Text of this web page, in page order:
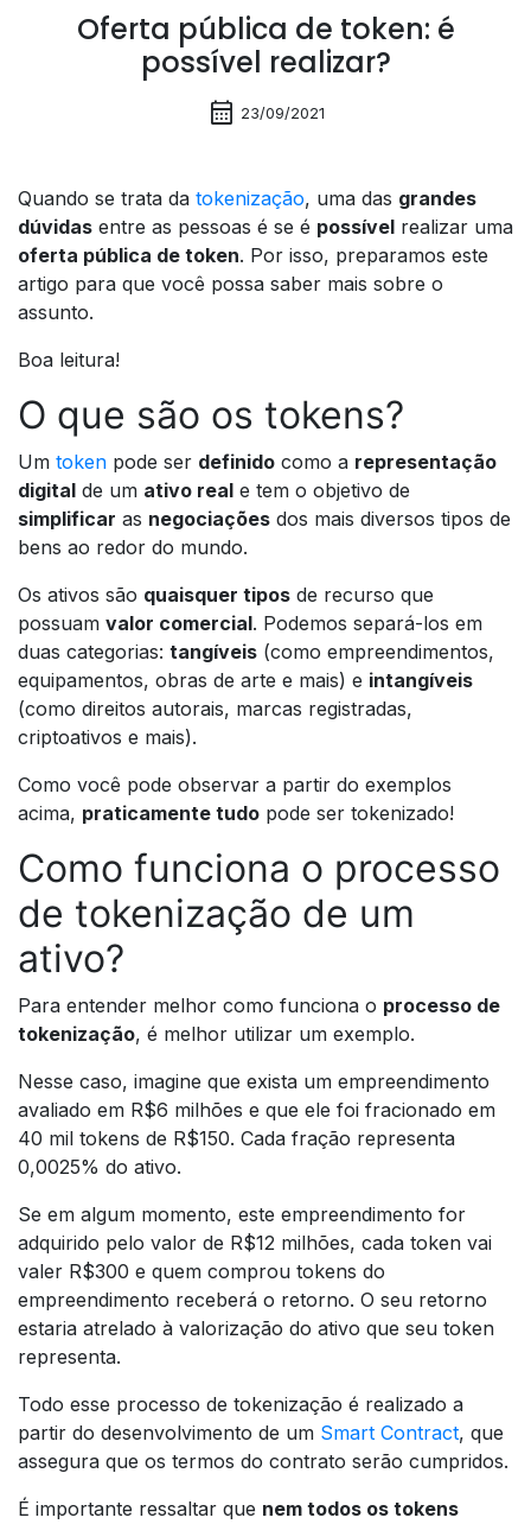
Oferta pública de token: é
possível realizar?
calendar_month 23/09/2021
Quando se trata da tokenização, uma das grandes
dúvidas entre as pessoas é se é possível realizar uma
oferta pública de token. Por isso, preparamos este
artigo para que você possa saber mais sobre o
assunto.
Boa leitura!
O que são os tokens?
Um token pode ser definido como a representação
digital de um ativo real e tem o objetivo de
simplificar as negociações dos mais diversos tipos de
bens ao redor do mundo.
Os ativos são quaisquer tipos de recurso que
possuam valor comercial. Podemos separá-los em
duas categorias: tangíveis (como empreendimentos,
equipamentos, obras de arte e mais) e intangíveis
(como direitos autorais, marcas registradas,
criptoativos e mais).
Como você pode observar a partir do exemplos
acima, praticamente tudo pode ser tokenizado!
Como funciona o processo
de tokenização de um
ativo?
Para entender melhor como funciona o processo de
tokenização, é melhor utilizar um exemplo.
Nesse caso, imagine que exista um empreendimento
avaliado em R$6 milhões e que ele foi fracionado em
40 mil tokens de R$150. Cada fração representa
0,0025% do ativo.
Se em algum momento, este empreendimento for
adquirido pelo valor de R$12 milhões, cada token vai
valer R$300 e quem comprou tokens do
empreendimento receberá o retorno. O seu retorno
estaria atrelado à valorização do ativo que seu token
representa.
Todo esse processo de tokenização é realizado a
partir do desenvolvimento de um Smart Contract, que
assegura que os termos do contrato serão cumpridos.
É importante ressaltar que nem todos os tokens